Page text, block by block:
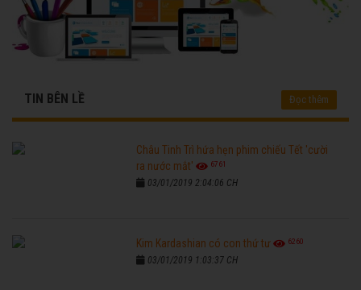
TIN BÊN LỀ Đọc thêm
Châu Tinh Trì hứa hẹn phim chiếu Tết 'cười
ra nước mắt'
6761
03/01/2019 2:04:06 CH
Kim Kardashian có con thứ tư 6260
03/01/2019 1:03:37 CH